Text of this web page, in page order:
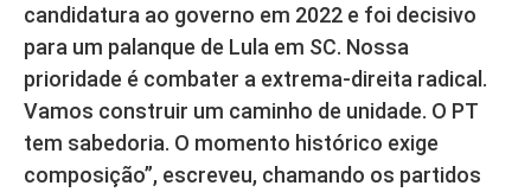
candidatura ao governo em 2022 e foi decisivo
para um palanque de Lula em SC. Nossa
prioridade é combater a extrema-direita radical.
Vamos construir um caminho de unidade. O PT
tem sabedoria. O momento histórico exige
composição”, escreveu, chamando os partidos